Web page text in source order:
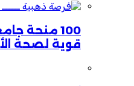
100 منحة
قوية لصحة